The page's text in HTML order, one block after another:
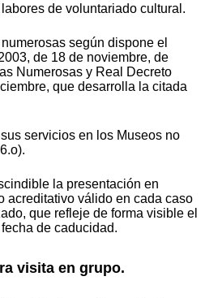
de voluntariado cultural.
según dispone el
de 18 de noviembre, de
Numerosas y Real Decreto
que desarrolla la citada
servicios en los Museos no
la presentación en
acreditativo válido en cada caso
que refleje de forma visible el
de caducidad.
visita en grupo.